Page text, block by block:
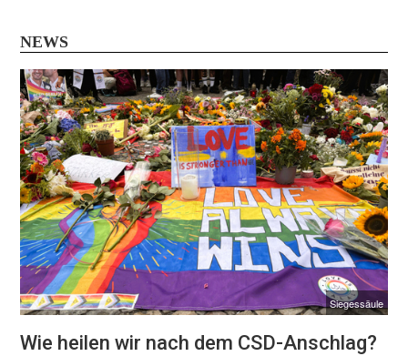
NEWS
Siegessäule
Wie heilen wir nach dem CSD-Anschlag?